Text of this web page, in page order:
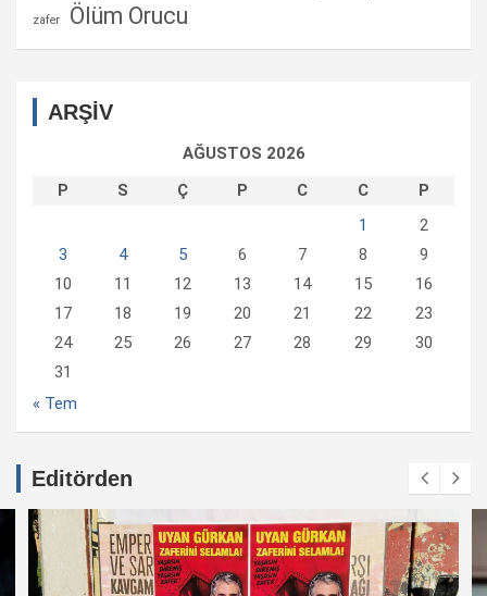
zafer Ölüm Orucu
ARŞİV
AĞUSTOS 2026
P
S Ç P C C
P
1
2
3
4 5 6 7 8
9
10
11 12 13 14 15
16
17
18 19 20 21 22
23
24
25 26 27 28 29
30
31
« Tem
Editörden